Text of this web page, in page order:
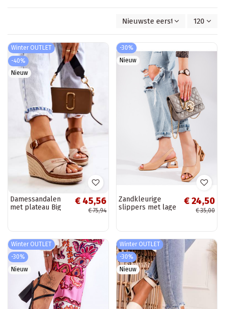
Nieuwste eerst 120
Winter OUTLET
-40%
Nieuw
Damessandalen
met plateau Big
€ 45,56
€ 75,94
-30%
Nieuw
Zandkleurige
slippers met lage
€ 24,50
€ 35,00
Winter OUTLET
-30%
Nieuw
Winter OUTLET
-30%
Nieuw